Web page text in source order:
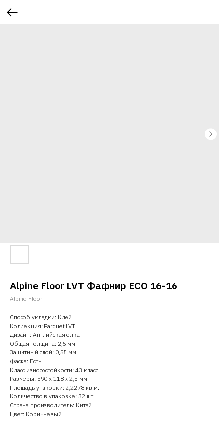
Alpine Floor LVT Фафнир ECO 16-16
Alpine Floor
Способ укладки: Клей
Коллекция: Parquet LVT
Дизайн: Английская ёлка
Общая толщина: 2,5 мм
Защитный слой: 0,55 мм
Фаска: Есть
Класс износостойкости: 43 класс
Размеры: 590 х 118 х 2,5 мм
Площадь упаковки: 2,2278 кв.м.
Количество в упаковке: 32 шт
Страна производитель: Китай
Цвет: Коричневый